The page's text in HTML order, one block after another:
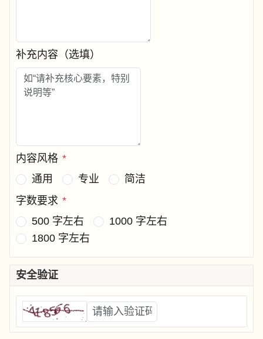
补充内容（选填）
内容风格 *
通用
专业
简洁
字数要求 *
500 字左右
1000 字左右
1800 字左右
安全验证